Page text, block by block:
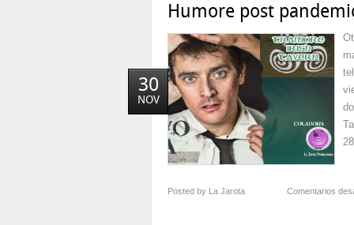
Humore post
30
NOV
Posted by La Jarota Comentarios